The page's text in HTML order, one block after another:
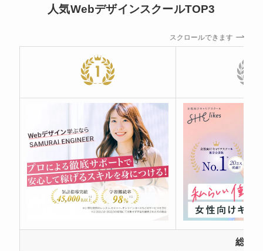
人気WebデザインスクールTOP3
スクロールできます
総合